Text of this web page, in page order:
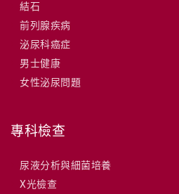
結石
前列腺疾病
泌尿科癌症
男士健康
女性泌尿問題
專科檢查
尿液分析與細菌培養
X光檢查